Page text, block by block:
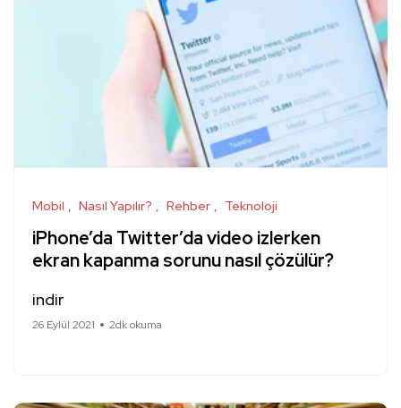
Mobil Nasıl Yapılır? Rehber Teknoloji
iPhone’da Twitter’da video izlerken
ekran kapanma sorunu nasıl çözülür?
indir
26 Eylül 2021 2dk okuma